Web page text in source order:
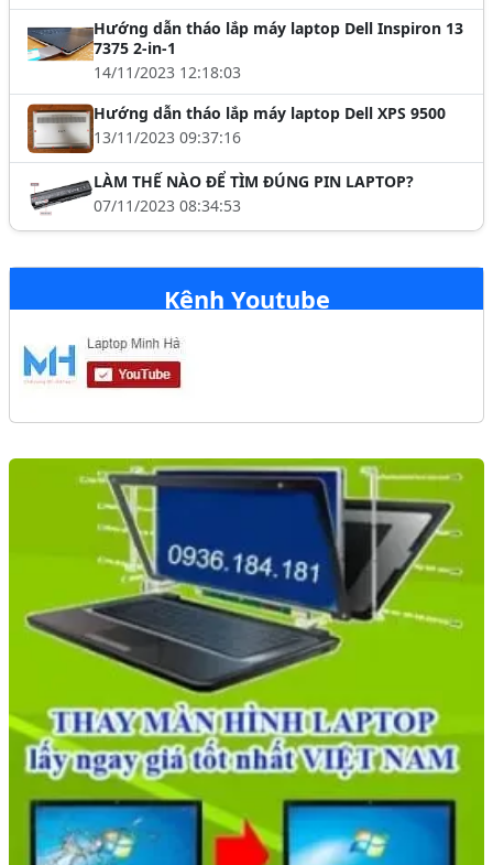
Hướng dẫn tháo lắp máy laptop Dell Inspiron 13
7375 2-in-1
14/11/2023 12:18:03
Hướng dẫn tháo lắp máy laptop Dell XPS 9500
13/11/2023 09:37:16
LÀM THẾ NÀO ĐỂ TÌM ĐÚNG PIN LAPTOP?
07/11/2023 08:34:53
Kênh Youtube